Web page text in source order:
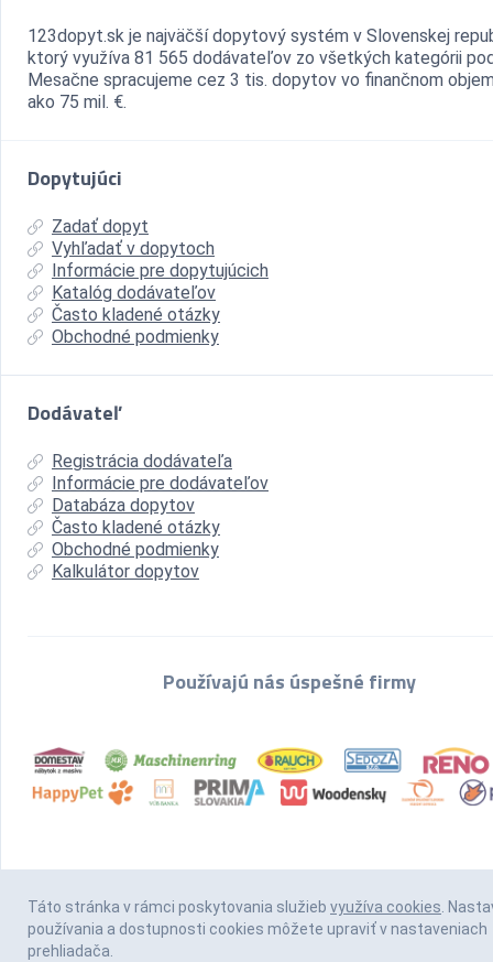
123dopyt.sk je najväčší dopytový systém v Slovenskej
ktorý využíva 81 565 dodávateľov zo všetkých kategórii
Mesačne spracujeme cez 3 tis. dopytov vo finančnom
ako 75 mil. €.
Dopytujúci
Zadať dopyt
Vyhľadať v dopytoch
Informácie pre dopytujúcich
Katalóg dodávateľov
Často kladené otázky
Obchodné podmienky
Dodávateľ
Registrácia dodávateľa
Informácie pre dodávateľov
Databáza dopytov
Často kladené otázky
Obchodné podmienky
Kalkulátor dopytov
Používajú nás úspešné firmy
Táto stránka v rámci poskytovania služieb využíva cookies.
používania a dostupnosti cookies môžete upraviť v nastaveniach
prehliadača.